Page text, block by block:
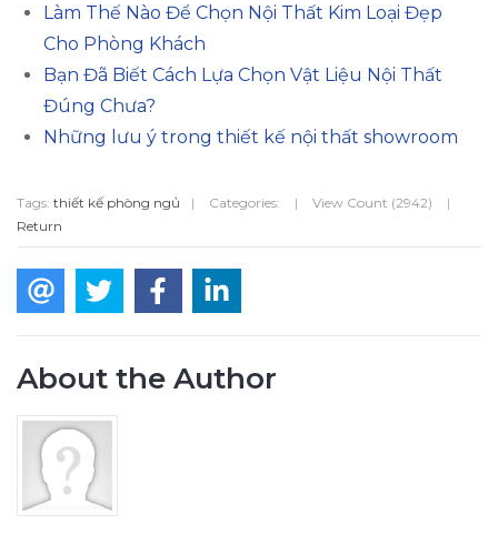
Làm Thế Nào Để Chọn Nội Thất Kim Loại Đẹp
Cho Phòng Khách
Bạn Đã Biết Cách Lựa Chọn Vật Liệu Nội Thất
Đúng Chưa?
Những lưu ý trong thiết kế nội thất showroom
Tags: thiết kế phòng ngủ | Categories: | View Count (2942)
|
Return
About the Author